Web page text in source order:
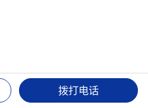
实现高精度授时 北斗授时密码
斗手机授时 拨打电话